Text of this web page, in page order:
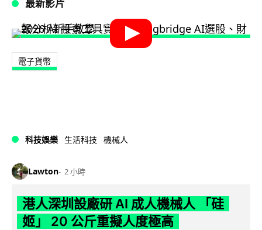
最新影片
電子貨幣
科技娛樂 生活科技 機械人
Lawton 2 小時
港人深圳設廠研 AI 成人機械人 「硅
姬」 20 公斤重擬人度極高